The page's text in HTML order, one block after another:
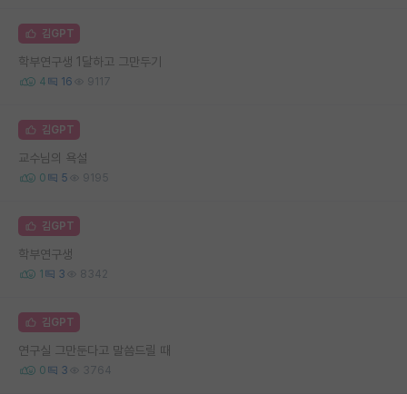
김GPT
학부연구생 1달하고 그만두기
4 16 9117
김GPT
교수님의 욕설
0 5 9195
김GPT
학부연구생
1 3 8342
김GPT
연구실 그만둔다고 말씀드릴 때
0 3 3764